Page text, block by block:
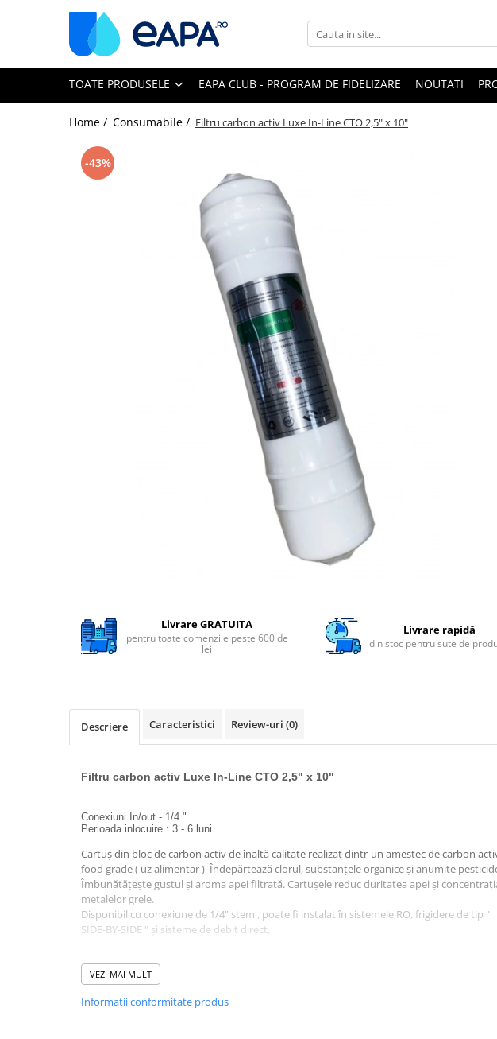
Toate Produsele
Dedurizare
Dedurizator tip Cabinet
Dedurizator Simplex
Dedurizator Duplex
Carcase si filtre
Membrane osmoza inversa
Membrana Ultrafiltrare
Cartuse atipice
Sterilizare cu UV
Osmoza inversa
Sisteme fara pompa de presiune
Sisteme cu pompa de presiune
Sisteme profesionale
Statii automate
TOATE PRODUSELE EAPA CLUB - PROGRAM DE FIDELIZARE NOUTATI
Home / Consumabile / Filtru carbon activ Luxe In-Line CTO 2,5" x 10"
-43%
Livrare GRATUITA
pentru toate comenzile peste 600 de
lei
Livrare rapidă
din stoc pentru sute de
Descriere Caracteristici Review-uri (0)
Filtru carbon activ Luxe In-Line CTO 2,5" x 10"
Conexiuni In/out - 1/4 "
Perioada inlocuire : 3 - 6 luni
Cartuș din bloc de carbon activ de înaltă calitate realizat dintr-un amestec de carbon
food grade ( uz alimentar ) Îndepărtează clorul, substanțele organice și anumite
Îmbunătățește gustul și aroma apei filtrată. Cartușele reduc duritatea apei și
metalelor grele.
Disponibil cu conexiune de 1/4" stem , poate fi instalat în sistemele RO, frigidere de tip "
SIDE-BY-SIDE " și sisteme de debit direct,
Grad de filtrare : 1 micron
Temperatura de lucru: 5 ° C - 45 ° C
Longevitate: 3 - 6 luni sau 8000 - 11000 litri (în funcție de calitatea apei de alimentare).
VEZI MAI MULT
Informatii conformitate produs